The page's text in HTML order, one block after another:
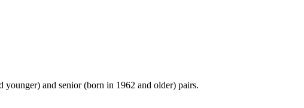
and senior (born in 1962 and older) pairs.